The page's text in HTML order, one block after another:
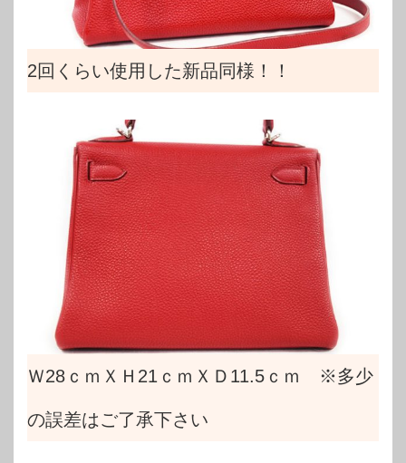
2回くらい使用した新品同様！！
Ｗ28ｃｍＸＨ21ｃｍＸＤ11.5ｃｍ ※多少
の誤差はご了承下さい